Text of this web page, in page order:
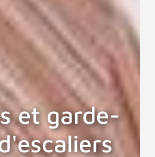
et garde-